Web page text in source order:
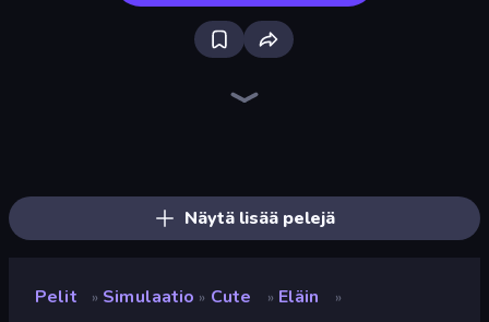
Näytä lisää pelejä
Pelit » Simulaatio » Cute » Eläin »